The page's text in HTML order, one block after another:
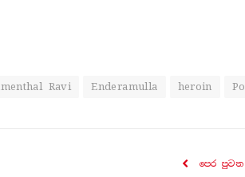
Ravi Enderamulla heroin
පෙර පුව​ත